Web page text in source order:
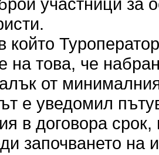
който
на това, че
от
е уведомил
в договора
започването на